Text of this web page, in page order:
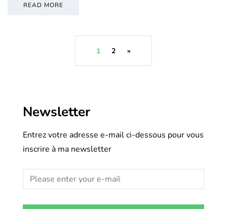
READ MORE
1 2 »
Newsletter
Entrez votre adresse e-mail ci-dessous pour vous
inscrire à ma newsletter